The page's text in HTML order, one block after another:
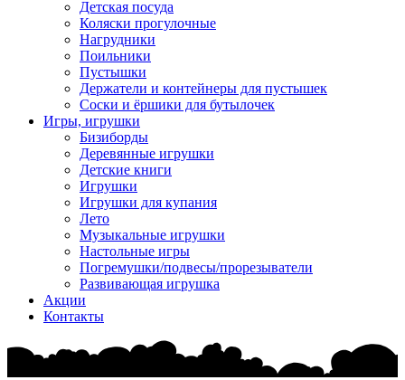
Детская посуда
Коляски прогулочные
Нагрудники
Поильники
Пустышки
Держатели и контейнеры для пустышек
Соски и ёршики для бутылочек
Игры, игрушки
Бизиборды
Деревянные игрушки
Детские книги
Игрушки
Игрушки для купания
Лето
Музыкальные игрушки
Настольные игры
Погремушки/подвесы/прорезыватели
Развивающая игрушка
Акции
Контакты